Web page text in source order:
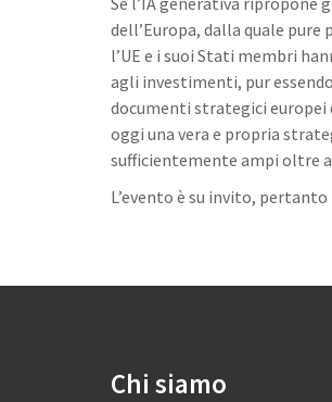
dell’Europa, dalla quale
l’UE e i suoi Stati membri
agli investimenti, pur
documenti strategici europei
oggi una vera e propria
sufficientemente ampi oltre
L’evento è su invito,
Chi siamo